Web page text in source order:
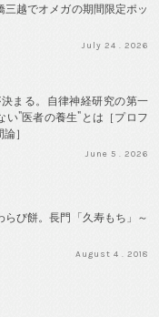
三越でオメガの期間限定ポッ
July 24 . 2026
まる。自律神経研究の第一
い"医者の養生"とは［プロフ
］
June 5 . 2026
らび餅。長門「久寿もち」～
August 4 . 2018